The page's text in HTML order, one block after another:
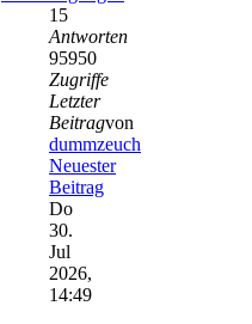
15
Antworten
95950
Zugriffe
Letzter
Beitragvon
dummzeuch
Neuester
Beitrag
Do
30.
Jul
2026,
14:49